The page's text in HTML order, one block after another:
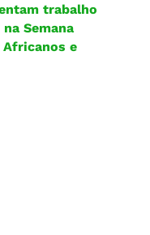
trabalho
Semana
e